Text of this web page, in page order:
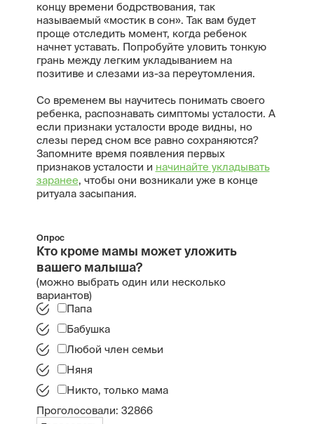
концу времени бодрствования, так
называемый «мостик в сон». Так вам будет
проще отследить момент, когда ребенок
начнет уставать. Попробуйте уловить тонкую
грань между легким укладыванием на
позитиве и слезами из-за переутомления.
Со временем вы научитесь понимать своего
ребенка, распознавать симптомы усталости. А
если признаки усталости вроде видны, но
слезы перед сном все равно сохраняются?
Запомните время появления первых
признаков усталости и начинайте укладывать
заранее, чтобы они возникали уже в конце
ритуала засыпания.
Опрос
Кто кроме мамы может уложить
вашего малыша?
(можно выбрать один или несколько
вариантов)
Папа
Бабушка
Любой член семьи
Няня
Никто, только мама
Проголосовали: 32866